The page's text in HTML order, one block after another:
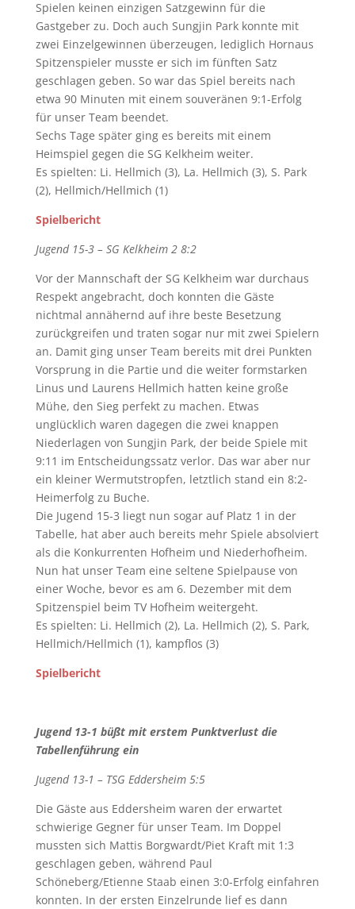
Spielen keinen einzigen Satzgewinn für die
Gastgeber zu. Doch auch Sungjin Park konnte mit
zwei Einzelgewinnen überzeugen, lediglich Hornaus
Spitzenspieler musste er sich im fünften Satz
geschlagen geben. So war das Spiel bereits nach
etwa 90 Minuten mit einem souveränen 9:1-Erfolg
für unser Team beendet.
Sechs Tage später ging es bereits mit einem
Heimspiel gegen die SG Kelkheim weiter.
Es spielten: Li. Hellmich (3), La. Hellmich (3), S. Park
(2), Hellmich/Hellmich (1)
Spielbericht
Jugend 15-3 – SG Kelkheim 2 8:2
Vor der Mannschaft der SG Kelkheim war durchaus
Respekt angebracht, doch konnten die Gäste
nichtmal annähernd auf ihre beste Besetzung
zurückgreifen und traten sogar nur mit zwei Spielern
an. Damit ging unser Team bereits mit drei Punkten
Vorsprung in die Partie und die weiter formstarken
Linus und Laurens Hellmich hatten keine große
Mühe, den Sieg perfekt zu machen. Etwas
unglücklich waren dagegen die zwei knappen
Niederlagen von Sungjin Park, der beide Spiele mit
9:11 im Entscheidungssatz verlor. Das war aber nur
ein kleiner Wermutstropfen, letztlich stand ein 8:2-
Heimerfolg zu Buche.
Die Jugend 15-3 liegt nun sogar auf Platz 1 in der
Tabelle, hat aber auch bereits mehr Spiele absolviert
als die Konkurrenten Hofheim und Niederhofheim.
Nun hat unser Team eine seltene Spielpause von
einer Woche, bevor es am 6. Dezember mit dem
Spitzenspiel beim TV Hofheim weitergeht.
Es spielten: Li. Hellmich (2), La. Hellmich (2), S. Park,
Hellmich/Hellmich (1), kampflos (3)
Spielbericht
Jugend 13-1 büßt mit erstem Punktverlust die
Tabellenführung ein
Jugend 13-1 – TSG Eddersheim 5:5
Die Gäste aus Eddersheim waren der erwartet
schwierige Gegner für unser Team. Im Doppel
mussten sich Mattis Borgwardt/Piet Kraft mit 1:3
geschlagen geben, während Paul
Schöneberg/Etienne Staab einen 3:0-Erfolg einfahren
konnten. In der ersten Einzelrunde lief es dann